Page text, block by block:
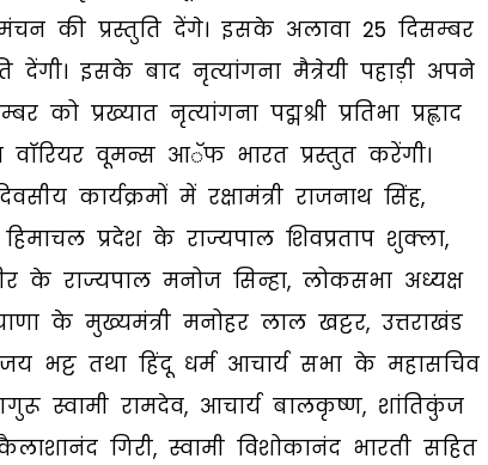
की प्रस्तुति देंगे। इसके अलावा 25 दिसम्बर
देंगी। इसके बाद नृत्यांगना मैत्रेयी पहाड़ी अपने
प्रख्यात नृत्यांगना पद्मश्री प्रतिभा प्रह्लाद
वूमन्स आॅफ भारत प्रस्तुत करेंगी।
कार्यक्रमों में रक्षामंत्री राजनाथ सिंह,
प्रदेश के राज्यपाल शिवप्रताप शुक्ला,
राज्यपाल मनोज सिन्हा, लोकसभा अध्यक्ष
के मुख्यमंत्री मनोहर लाल खट्टर, उत्तराखंड
भट्ट तथा हिंदू धर्म आचार्य सभा के महासचिव
स्वामी रामदेव, आचार्य बालकृष्ण, शांतिकुंज
गिरी, स्वामी विशोकानंद भारती सहित